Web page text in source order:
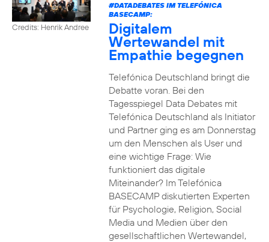
Credits: Henrik Andree
#DATADEBATESIM TELEFÓNICA
BASECAMP:
Digitalem
Wertewandel mit
Empathie begegnen
Telefónica Deutschland bringt die
Debatte voran. Bei den
Tagesspiegel Data Debates mit
Telefónica Deutschland als Initiator
und Partner ging es am Donnerstag
um den Menschen als User und
eine wichtige Frage: Wie
funktioniert das digitale
Miteinander? Im Telefónica
BASECAMP diskutierten Experten
für Psychologie, Religion, Social
Media und Medien über den
gesellschaftlichen Wertewandel,